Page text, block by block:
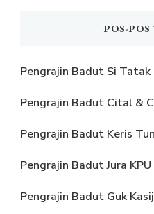
POS-
Pengrajin Badut Si Tatak
Pengrajin Badut Cital &
Pengrajin Badut Keris
Pengrajin Badut Jura
Pengrajin Badut Guk